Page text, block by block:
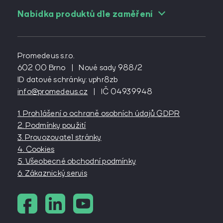
Nabídka produktů dle zaměření
Pro angiology
Pro cévní chirurgy
Pro diabetology
Pro gynekology
Pro interní lékařství
Pro kardiochirurgy
Pro kardiology
Pro lázeňství
Pro neurochirurgy
Pro oftalmology
Pro onkology
Pro ortopedy
Pro pediatry
Promedeus s.r.o.
602 00 Brno
|
Nové sady 988/2
ID datové schránky: vphr8zb
info@promedeus.cz
| IČ 04939948
1. Prohlášení o ochraně osobních údajů GDPR
2. Podmínky použití
3. Provozovatel stránky
4. Cookies
5. Všeobecné obchodní podmínky
6. Zákaznický servis